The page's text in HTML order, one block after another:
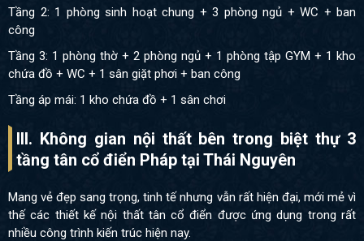
Tầng 2: 1 phòng sinh hoạt chung + 3 phòng ngủ + WC + ban
công
Tầng 3: 1 phòng thờ + 2 phòng ngủ + 1 phòng tập GYM + 1 kho
chứa đồ + WC + 1 sân giặt phơi + ban công
Tầng áp mái: 1 kho chứa đồ + 1 sân chơi
III. Không gian nội thất bên trong biệt thự 3
tầng tân cổ điển Pháp tại Thái Nguyên
Mang vẻ đẹp sang trọng, tinh tế nhưng vẫn rất hiện đại, mới mẻ vì
thế các thiết kế nội thất tân cổ điển được ứng dụng trong rất
nhiều công trình kiến trúc hiện nay.